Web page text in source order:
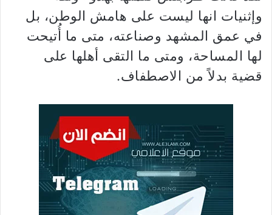
وإثنيات انها ليست على هامش الوطن، بل
في عمق المشهد وصناعته، متى ما أُتيحت
لها المساحة، ومتى ما التقى أهلها على
قضية بدلاً من الاصطفاف.